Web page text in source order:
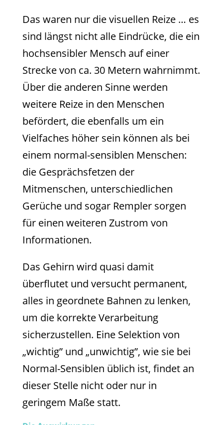
Das waren nur die visuellen Reize … es
sind längst nicht alle Eindrücke, die ein
hochsensibler Mensch auf einer
Strecke von ca. 30 Metern wahrnimmt.
Über die anderen Sinne werden
weitere Reize in den Menschen
befördert, die ebenfalls um ein
Vielfaches höher sein können als bei
einem normal-sensiblen Menschen:
die Gesprächsfetzen der
Mitmenschen, unterschiedlichen
Gerüche und sogar Rempler sorgen
für einen weiteren Zustrom von
Informationen.
Das Gehirn wird quasi damit
überflutet und versucht permanent,
alles in geordnete Bahnen zu lenken,
um die korrekte Verarbeitung
sicherzustellen. Eine Selektion von
„wichtig” und „unwichtig”, wie sie bei
Normal-Sensiblen üblich ist, findet an
dieser Stelle nicht oder nur in
geringem Maße statt.